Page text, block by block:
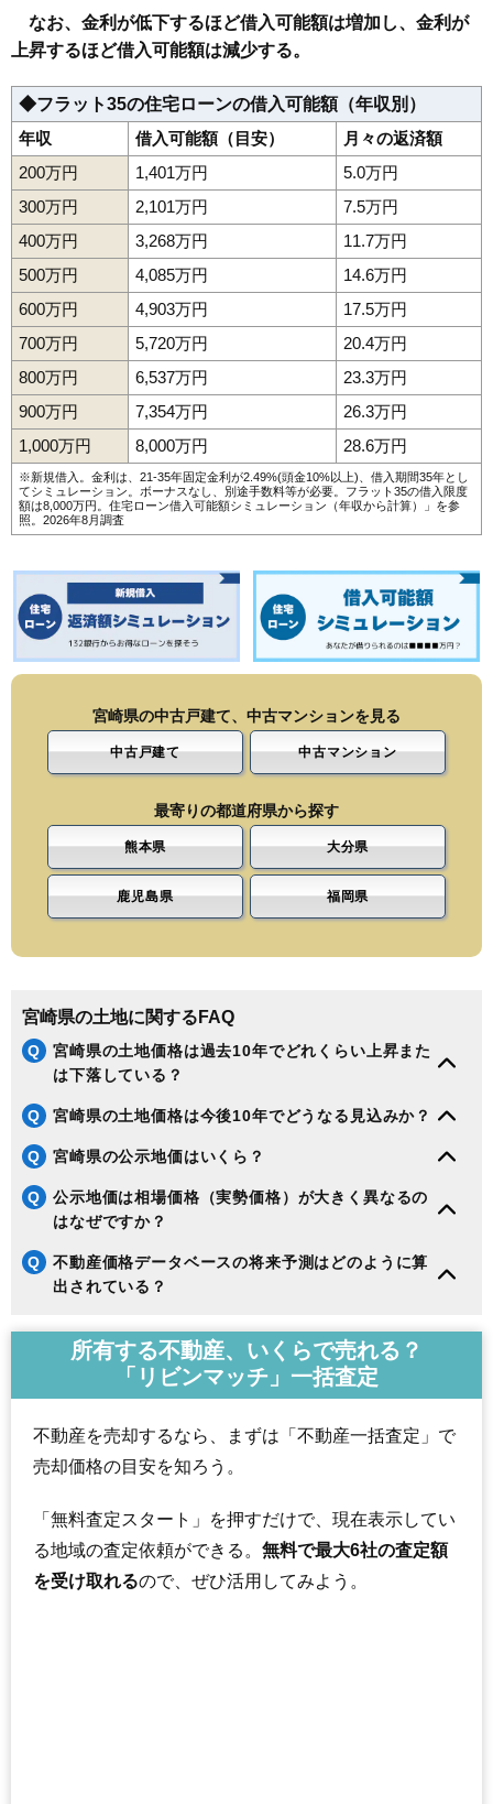
なお、金利が低下するほど借入可能額は増加し、金利が
上昇するほど借入可能額は減少する。
◆フラット35の住宅ローンの借入可能額（年収別）
年収
借入可能額（目安）
月々の返済額
200万円
1,401万円
5.0万円
300万円
2,101万円
7.5万円
400万円
3,268万円
11.7万円
500万円
4,085万円
14.6万円
600万円
4,903万円
17.5万円
700万円
5,720万円
20.4万円
800万円
6,537万円
23.3万円
900万円
7,354万円
26.3万円
1,000万円
8,000万円 28.6万円
※新規借入。金利は、21-35年固定金利が2.49%(頭金10%以上)、借入期間35年とし
てシミュレーション。ボーナスなし、別途手数料等が必要。フラット35の借入限度
額は8,000万円。 住宅ローン借入可能額シミュレーション（年収から計算）
」を参
照。2026年8月調査
宮崎県の中古戸建て、中古マンションを見る
中古戸建て 中古マンション
最寄りの都道府県から探す
熊本県 大分県
鹿児島県 福岡県
宮崎県の土地に関するFAQ
Q
宮崎県の土地価格は過去10年でどれくらい上昇また
は下落している？
Q 宮崎県の土地価格は今後10年でどうなる見込みか？
Q 宮崎県の公示地価はいくら？
Q
公示地価は相場価格（実勢価格）が大きく異なるの
はなぜですか？
Q
不動産価格データベースの将来予測はどのように算
出されている？
所有する不動産、いくらで売れる？
「リビンマッチ」一括査定
不動産を売却するなら、まずは「不動産一括査定」で
売却価格の目安を知ろう。
「無料査定スタート」を押すだけで、現在表示してい
る地域の査定依頼ができる。 無料で最大6社の査定額
を受け取れるので、ぜひ活用してみよう。